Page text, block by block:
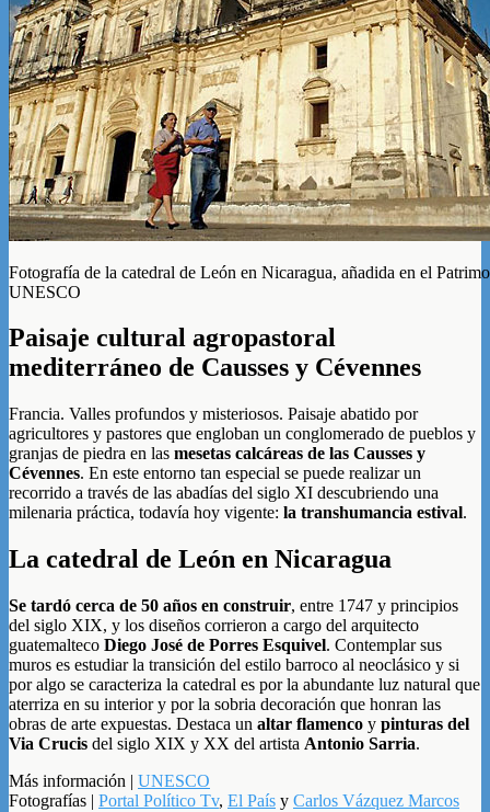
Fotografía de la catedral de León en Nicaragua, añadida en el
UNESCO
Paisaje cultural agropastoral
mediterráneo de Causses y Cévennes
Francia. Valles profundos y misteriosos. Paisaje abatido por
agricultores y pastores que engloban un conglomerado de pueblos y
granjas de piedra en las mesetas calcáreas de las Causses y
Cévennes. En este entorno tan especial se puede realizar un
recorrido a través de las abadías del siglo XI descubriendo una
milenaria práctica, todavía hoy vigente: la transhumancia estival.
La catedral de León en Nicaragua
Se tardó cerca de 50 años en construir, entre 1747 y principios
del siglo XIX, y los diseños corrieron a cargo del arquitecto
guatemalteco Diego José de Porres Esquivel. Contemplar sus
muros es estudiar la transición del estilo barroco al neoclásico y si
por algo se caracteriza la catedral es por la abundante luz natural que
aterriza en su interior y por la sobria decoración que honran las
obras de arte expuestas. Destaca un altar flamenco y pinturas del
Via Crucis del siglo XIX y XX del artista Antonio Sarria.
Más información | UNESCO
Fotografías | Portal Político Tv, El País y Carlos Vázquez Marcos